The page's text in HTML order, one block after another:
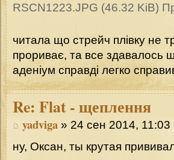
RSCN1223.JPG (46.32 KiB)
читала що стрейч плівку не
прориває, та все здавалось
аденіум справді легко
Re: Flat - щеплення
yadviga » 24 сен 2014, 11:03
ну, Оксан, ты крутая